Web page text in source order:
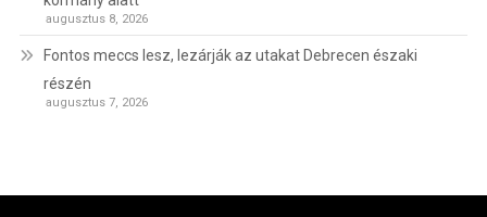
augusztus 8, 2026
Fontos meccs lesz, lezárják az utakat Debrecen északi
részén
augusztus 7, 2026